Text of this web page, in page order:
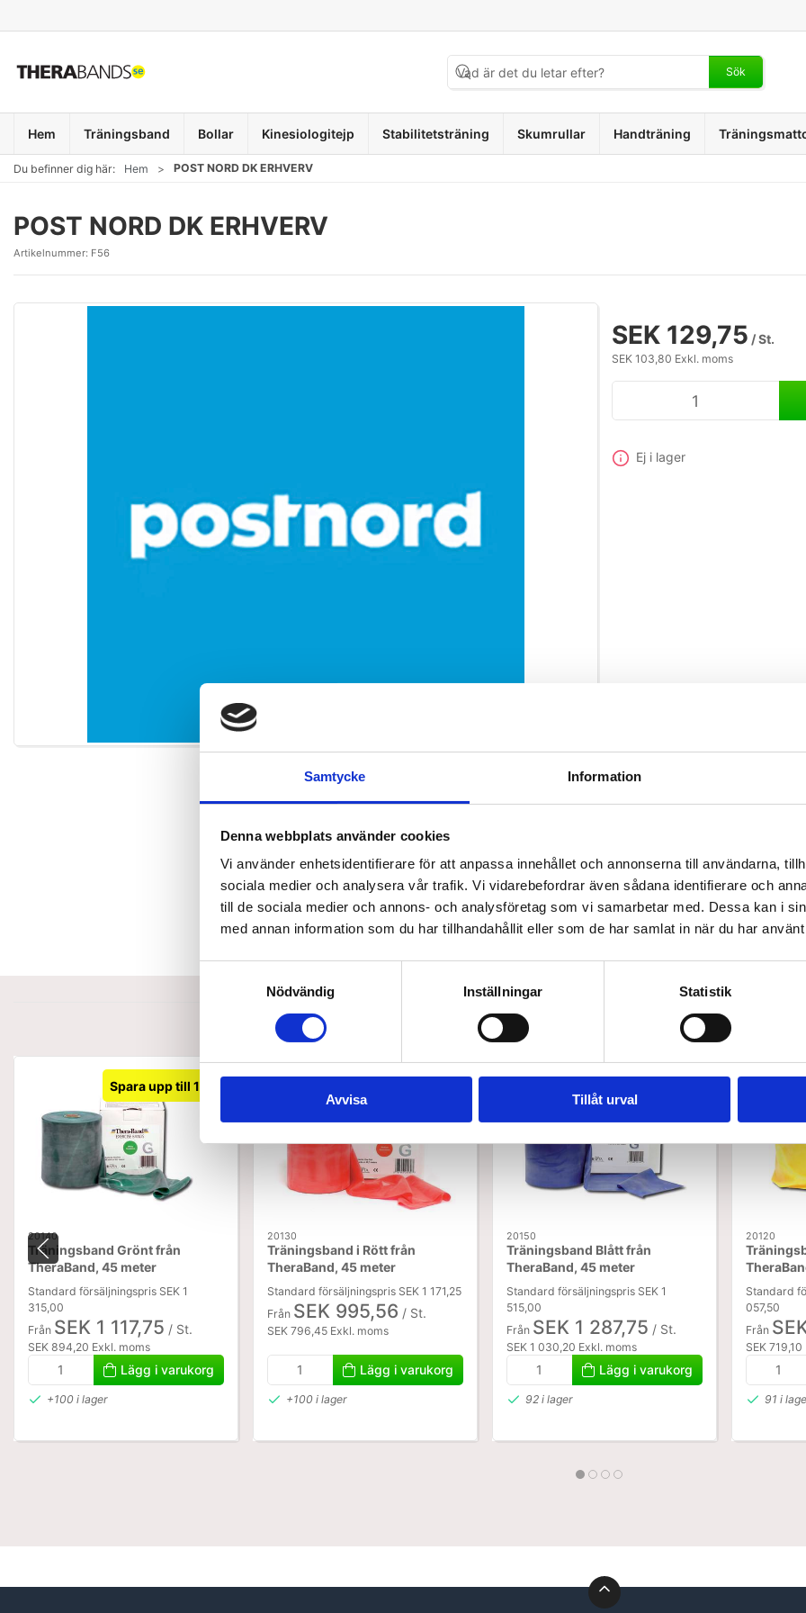
Samtycke Information
Denna webbplats använder cookies
Vi använder enhetsidentifierare för att anpassa innehållet och annonserna till användarna,
sociala medier och analysera vår trafik. Vi vidarebefordrar även sådana identifierare och
till de sociala medier och annons- och analysföretag som vi samarbetar med. Dessa kan i
med annan information som du har tillhandahållit eller som de har samlat in när du har
Nödvändig
Inställningar Statistik
Avvisa Tillåt urval
Sök
Hem Träningsband Bollar Kinesiologitejp Stabilitetsträning Skumrullar Handträning
Du befinner dig här: Hem POST NORD DK ERHVERV
POST NORD DK ERHVERV
Artikelnummer: F56
SEK 129,75 / St.
SEK 103,80 Exkl. moms
Ej i lager
Köptes tillsammans med denna produkt
Spara upp till 15%
20140
Träningsband Grönt från
TheraBand, 45 meter
Standard försäljningspris SEK 1
315,00
Från SEK 1 117,75 / St.
SEK 894,20 Exkl. moms
Lägg i varukorg
+100 i lager
20130
Träningsband i Rött från
TheraBand, 45 meter
Standard försäljningspris SEK 1 171,25
Från SEK 995,56 / St.
SEK 796,45 Exkl. moms
Lägg i varukorg
+100 i lager
20150
Träningsband Blått från
TheraBand, 45 meter
Standard försäljningspris SEK 1
515,00
Från SEK 1 287,75 / St.
SEK 1 030,20 Exkl. moms
Lägg i varukorg
92 i lager
20120
Standard
057,50
Från
SEK
91 i